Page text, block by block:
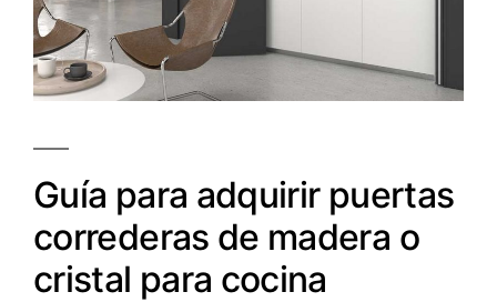
Guía para adquirir puertas
correderas de madera o
cristal para cocina